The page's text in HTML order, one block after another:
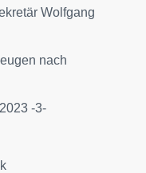
Wolfgang
nach
-3-